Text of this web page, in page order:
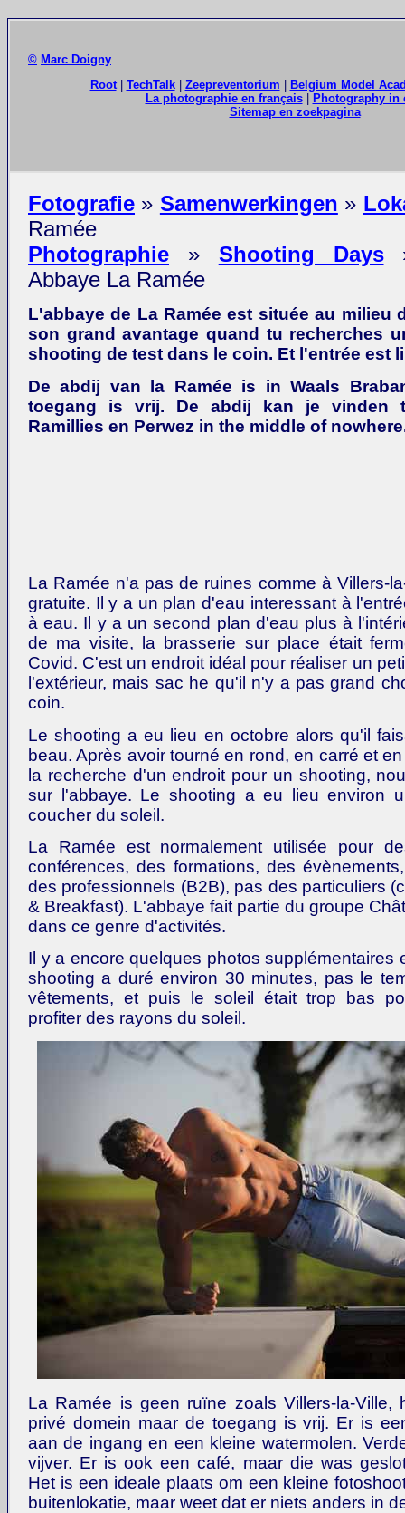
© Marc Doigny
Root| TechTalk| Zeepreventorium
Belgium Model
La photographie en français|
Photography in
Sitemap en zoekpagina
Fotografie » Samenwerkingen »
Ramée
Photographie » Shooting Days
Abbaye La Ramée
L'abbaye de La Ramée est située au milieu
son grand avantage quand tu recherches
shooting de test dans le coin. Et l'entrée est
De abdij van la Ramée is in Waals
toegang is vrij. De abdij kan je vinden
Ramillies en Perwez in the middle of
La Ramée n'a pas de ruines comme à Villers-
gratuite. Il y a un plan d'eau interessant à
à eau. Il y a un second plan d'eau plus à
de ma visite, la brasserie sur place était
Covid. C'est un endroit idéal pour réaliser un
l'extérieur, mais sac he qu'il n'y a pas grand
coin.
Le shooting a eu lieu en octobre alors qu'il
beau. Après avoir tourné en rond, en carré et
la recherche d'un endroit pour un shooting,
sur l'abbaye. Le shooting a eu lieu environ
coucher du soleil.
La Ramée est normalement utilisée pour
conférences, des formations, des
des professionnels (B2B), pas des particuliers
& Breakfast). L'abbaye fait partie du groupe
dans ce genre d'activités.
Il y a encore quelques photos supplémentaires
shooting a duré environ 30 minutes, pas le
vêtements, et puis le soleil était trop bas
profiter des rayons du soleil.
La Ramée is geen ruïne zoals Villers-la-Ville,
privé domein maar de toegang is vrij. Er is
aan de ingang en een kleine watermolen.
vijver. Er is ook een café, maar die was
Het is een ideale plaats om een kleine
buitenlokatie, maar weet dat er niets anders in